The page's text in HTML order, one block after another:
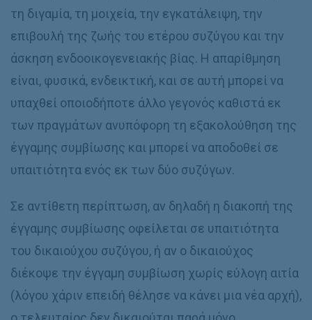
τη διγαμία, τη μοιχεία, την εγκατάλειψη, την
επιβουλή της ζωής του ετέρου συζύγου και την
άσκηση ενδοοικογενειακής βίας. Η απαρίθμηση
είναι, φυσικά, ενδεικτική, και σε αυτή μπορεί να
υπαχθεί οποιοδήποτε άλλο γεγονός καθιστά εκ
των πραγμάτων ανυπόφορη τη εξακολούθηση της
έγγαμης συμβίωσης και μπορεί να αποδοθεί σε
υπαιτιότητα ενός εκ των δύο συζύγων.
Σε αντίθετη περίπτωση, αν δηλαδή η διακοπή της
έγγαμης συμβίωσης οφείλεται σε υπαιτιότητα
του δικαιούχου συζύγου, ή αν ο δικαιούχος
διέκοψε την έγγαμη συμβίωση χωρίς εύλογη αιτία
(λόγου χάριν επειδή θέλησε να κάνει μια νέα αρχή),